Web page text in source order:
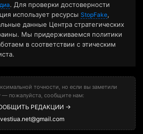
. Для проверки достоверности
использует ресурсы StopFake,
данные Центра стратегических
Мы придерживаемся политики
в соответствии с этическим
точности, но если вы заметили
— пожалуйста, сообщите нам:
РЕДАКЦИИ →
vestiua.net@gmail.com